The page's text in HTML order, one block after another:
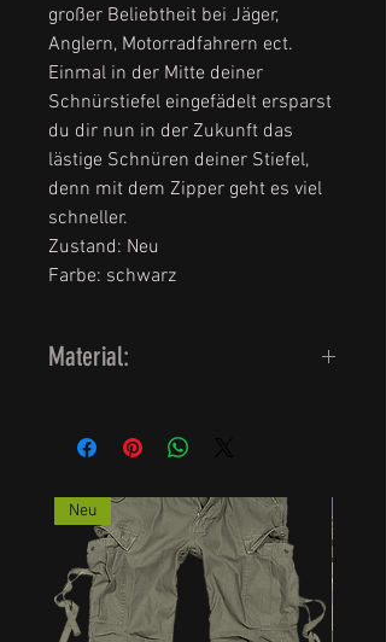
großer Beliebtheit bei Jäger,
Anglern, Motorradfahrern ect.
Einmal in der Mitte deiner
Schnürstiefel eingefädelt ersparst
du dir nun in der Zukunft das
lästige Schnüren deiner Stiefel,
denn mit dem Zipper geht es viel
schneller.
Zustand: Neu
Farbe: schwarz
Material:
Neu